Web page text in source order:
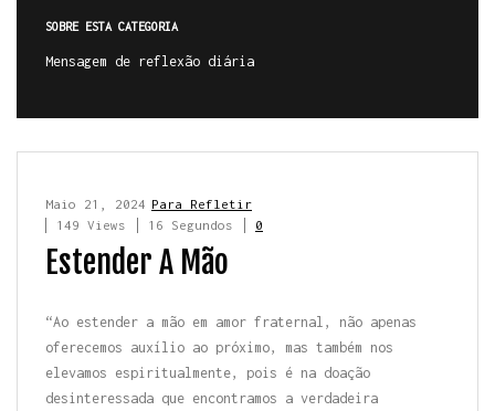
SOBRE ESTA CATEGORIA
Mensagem de reflexão diária
Para Refletir
Maio 21, 2024
149 Views
16 Segundos 0
Estender A Mão
“Ao estender a mão em amor fraternal, não apenas
oferecemos auxílio ao próximo, mas também nos
elevamos espiritualmente, pois é na doação
desinteressada que encontramos a verdadeira